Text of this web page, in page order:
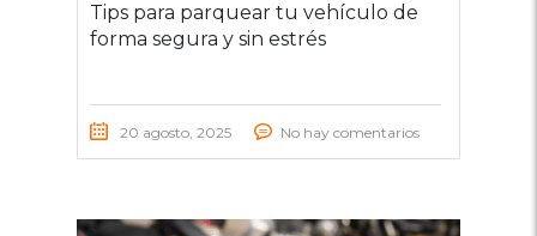
Tips para parquear tu vehículo de
forma segura y sin estrés
20 agosto, 2025 No hay comentarios